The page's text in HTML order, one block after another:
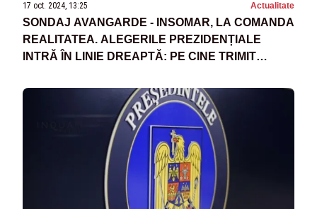
17 oct. 2024, 13:25 Actualitate
SONDAJ AVANGARDE - INSOMAR, LA COMANDA
REALITATEA. ALEGERILE PREZIDENȚIALE
INTRĂ ÎN LINIE DREAPTĂ: PE CINE TRIMIT